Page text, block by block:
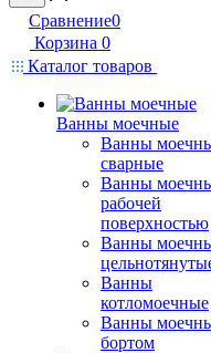
Сравнение0
Корзина 0
Каталог товаров
Ванны моечные
Ванны
сварные
Ванны
рабочей
поверхностью
Ванны
Ванны
котломоечные
Ванны
бортом